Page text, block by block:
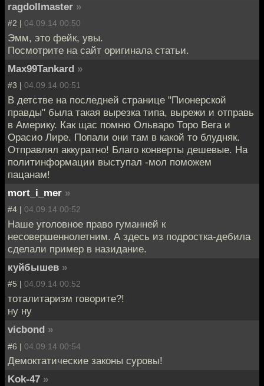
ragdollmaster »
#2 | 04.09.14 00:50
Эмм, это фейк, увы.
Посмотрите на сайт оригинала статьи.
Max99Tankard »
#3 | 04.09.14 00:51
В детстве на последней странице "Пионерской
правды" была такая вырезка типа, вырежи и отправь
в Америку. Как щас помню Ольваро Торо Вега и
Орасио Лире. Попали они там в какой то блудняк.
Отправлял аккуратно! Благо конверты дешевые. На
политинформации выступал -мол поможем
пацанам!
mort_i_mer »
#4 | 04.09.14 00:52
Наше уголовное право гуманней к
несовершеннолетним. А здесь из подростка-дебила
сделали пример в назидание.
куйбышев »
#5 | 04.09.14 00:52
тоталитаризм говорите?!
ну ну
vicbond »
#6 | 04.09.14 00:54
Демоктатические законы суровы!
Kok-47 »